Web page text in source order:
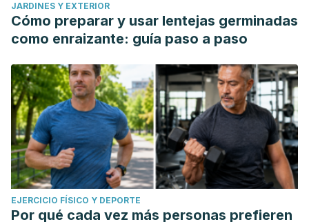
JARDINES Y EXTERIOR
Cómo preparar y usar lentejas germinadas
como enraizante: guía paso a paso
EJERCICIO FÍSICO Y DEPORTE
Por qué cada vez más personas prefieren